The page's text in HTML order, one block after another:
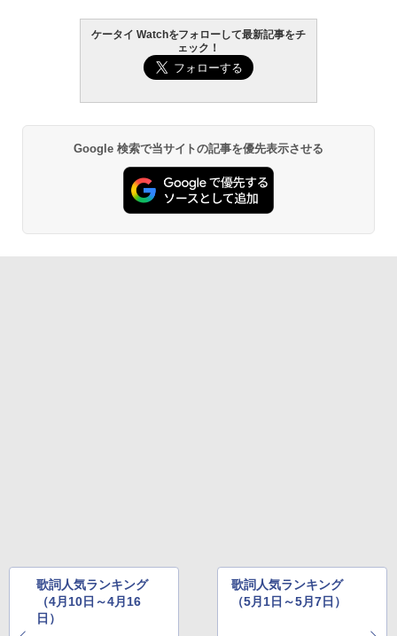
ケータイ Watchをフォローして最新記事をチ
ェック！
Google 検索で当サイトの記事を優先表示させる
歌詞人気ランキング
（4月10日～4月16
日）
歌詞人気ランキング
（5月1日～5月7日）